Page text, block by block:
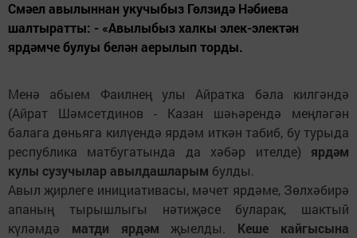
Смәел авылыннан укучыбыз Гөлзидә Нәбиева
шалтыратты: - «Авылыбыз халкы элек-электән
ярдәмче булуы белән аерылып торды.
Менә абыем Фаилнең улы Айратка бәла килгәндә
(Айрат Шәмсетдинов - Казан шәһәрендә меңләгән
балага дөньяга килүендә ярдәм иткән табиб, бу турыда
республика матбугатында да хәбәр ителде) ярдәм
кулы сузучылар авылдашларым булды.
Авыл җирлеге инициативасы, мәчет ярдәме, Зөлхәбирә
апаның тырышлыгы нәтиҗәсе буларак, шактый
күләмдә матди ярдәм җыелды. Кеше кайгысына